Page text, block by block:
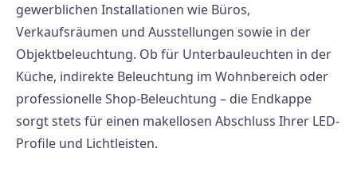
gewerblichen Installationen wie Büros,
Verkaufsräumen und Ausstellungen sowie in der
Objektbeleuchtung. Ob für Unterbauleuchten in der
Küche, indirekte Beleuchtung im Wohnbereich oder
professionelle Shop-Beleuchtung – die Endkappe
sorgt stets für einen makellosen Abschluss Ihrer LED-
Profile und Lichtleisten.